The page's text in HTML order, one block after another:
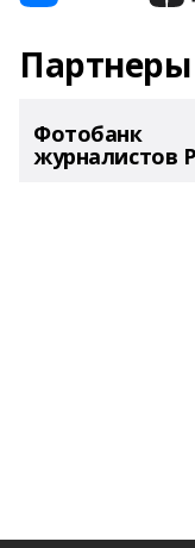
Партнеры
Фотобанк
журналистов